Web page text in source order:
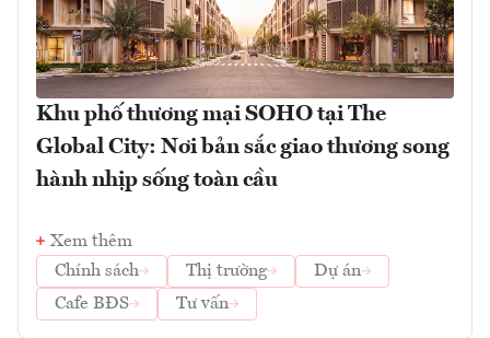
Khu phố thương mại SOHO tại The
Global City: Nơi bản sắc giao thương song
hành nhịp sống toàn cầu
Xem thêm
Chính sách
Thị trường
Dự án
Cafe BĐS
Tư vấn